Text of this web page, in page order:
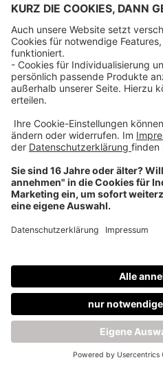
Über uns
Dehner Unternehmen
Jobs bei Dehner
Kontakt & Rechtliches
Social Media